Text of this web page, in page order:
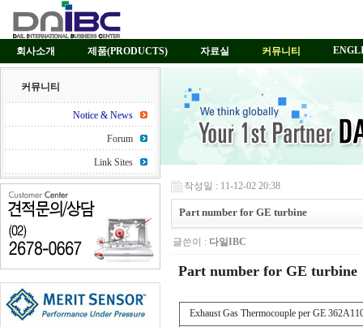
회사소개 제품(PRODUCTS) 자료실 커뮤니티
커뮤니티
Notice & News
Forum
Link Sites
작성일 : 11-12-02 20:38
Part number for GE turbine
글쓴이 : 다일IBC
Part number for GE turbine
Exhaust Gas Thermocouple per GE